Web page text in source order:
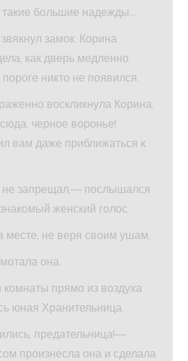
такие большие надежды…
замок. Корина
как дверь медленно
никто не появился.
воскликнула Корина.
черное воронье!
вам даже приближаться к
запрещал,— послышался
женский голос.
месте, не веря своим ушам.
она.
прямо из воздуха
юная Хранительница.
предательница!—
произнесла она и сделала